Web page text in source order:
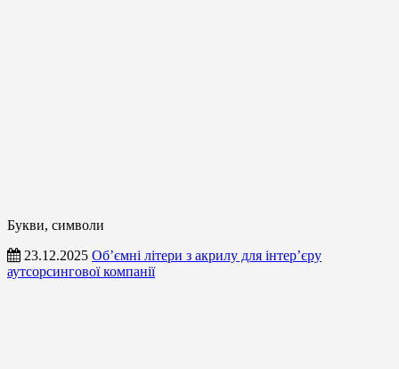
Букви, символи
23.12.2025 Об’ємні літери з акрилу для інтер’єру
аутсорсингової компанії